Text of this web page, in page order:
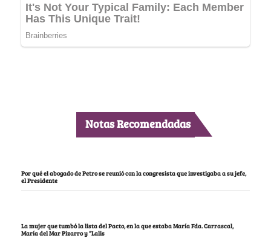
Notas Recomendadas
Por qué el abogado de Petro se reunió con la congresista que investigaba a su jefe,
el Presidente
La mujer que tumbó la lista del Pacto, en la que estaba María Fda. Carrascal,
María del Mar Pizarro y “Lalis